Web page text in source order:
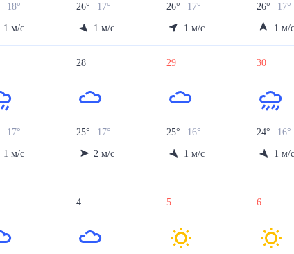
18°
1 м/с
26° 17°
1 м/с
26° 17°
1 м/с
26° 17°
1 м/
17°
1 м/с
28
25° 17°
2 м/с
29
25° 16°
1 м/с
30
24° 16°
1 м/
4 5 6